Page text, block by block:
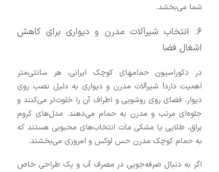
شما می‌بخشد.
۶. انتخاب شیرآلات مدرن و دیواری برای کاهش
اشغال فضا
در دکوراسیون حمامهای کوچک ایرانی، هر سانتی‌متر
اهمیت دارد! شیرآلات مدرن و دیواری به دلیل نصب روی
دیوار، فضای روی روشویی و اطراف آن را خلوت‌تر می‌کنند و
جلوه‌ای مرتب و مدرن به حمام می‌دهند. مدل‌های کروم
براق، طلایی یا مشکی مات انتخاب‌های محبوبی هستند که
به حمام کوچک مدرن حس لوکس و امروزی می‌بخشند.
اگر به دنبال صرفه‌جویی در مصرف آب و یک طراحی خاص